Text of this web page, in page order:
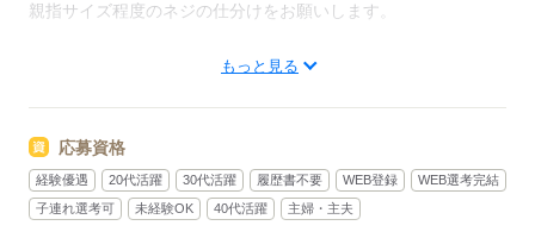
親指サイズ程度のネジの仕分けをお願いします。
ネジが沢山入っている箱を機械に投入
機械のスイッチオン
↓
※サイズ違いや違う製品が入って無いかな～？と機械が仕分け
てくれます！！
↓
もっと見る
応募資格
経験優遇 20代活躍 30代活躍 履歴書不要 WEB登録
WEB選考完結
子連れ選考可
未経験OK 40代活躍 主婦・主夫